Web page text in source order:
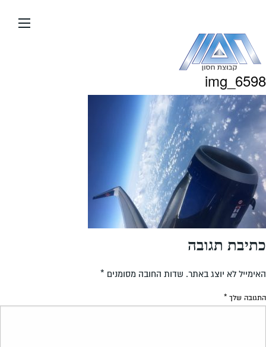
העמוד
img_6598
כתיבת תגובה
האימייל לא יוצג באתר. שדות החובה מסומנים *
התגובה שלך *